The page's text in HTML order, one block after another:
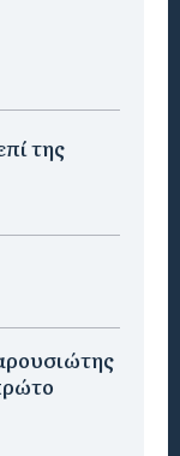
της